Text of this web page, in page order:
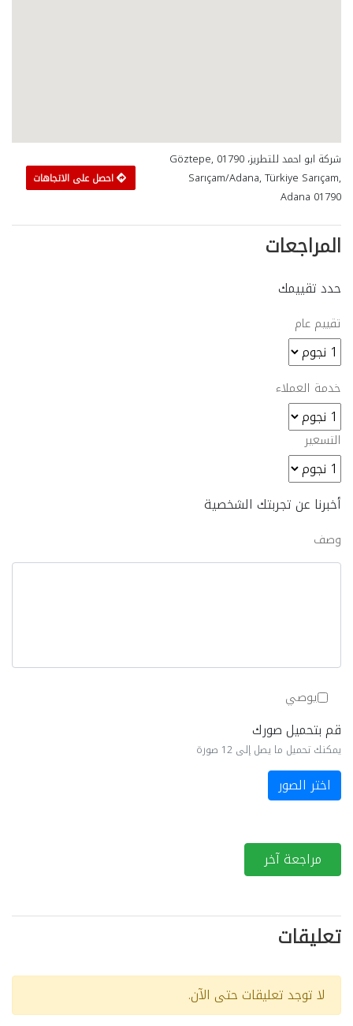
شركة ابو احمد للتطريز، Göztepe, 01790
Sarıçam/Adana, Türkiye Sarıçam,
Adana 01790
احصل على الاتجاهات
المراجعات
حدد تقييمك
تقييم عام
خدمة العملاء
التسعير
أخبرنا عن تجربتك الشخصية
وصف
يوصي
قم بتحميل صورك
يمكنك تحميل ما يصل إلى 12 صورة
اختر الصور
مراجعة آخر
تعليقات
لا توجد تعليقات حتى الآن.